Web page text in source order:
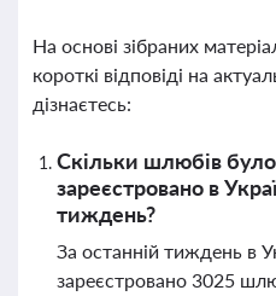
На основі зібраних
короткі відповіді на
дізнаєтесь:
Скільки шлюбів
зареєстровано в
тиждень?
За останній тиждень в
зареєстровано 3025